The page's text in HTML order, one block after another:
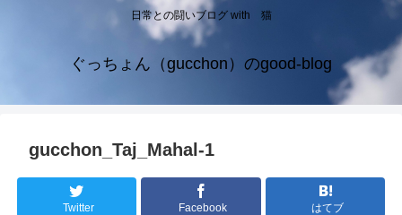
日常との闘いブログ with 猫
ぐっちょん（gucchon）のgood-blog
gucchon_Taj_Mahal-1
Twitter Facebook はてブ